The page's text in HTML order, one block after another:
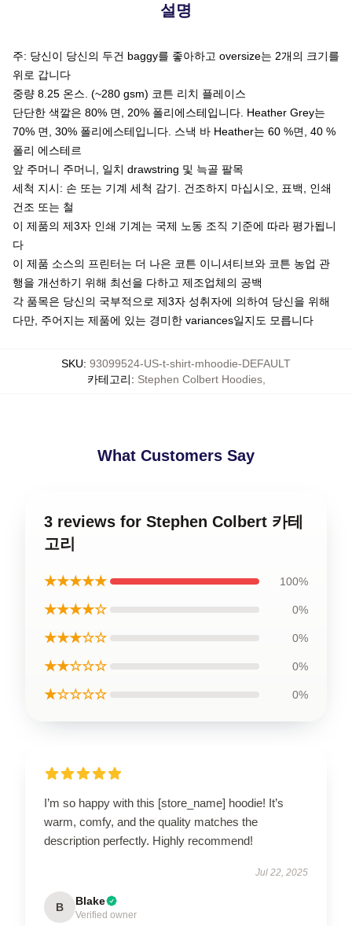
설명
주: 당신이 당신의 두건 baggy를 좋아하고 oversize는 2개의 크기를
위로 갑니다
중량 8.25 온스. (~280 gsm) 코튼 리치 플레이스
단단한 색깔은 80% 면, 20% 폴리에스테입니다. Heather Grey는
70% 면, 30% 폴리에스테입니다. 스낵 바 Heather는 60 %면, 40 %
폴리 에스테르
앞 주머니 주머니, 일치 drawstring 및 늑골 팔목
세척 지시: 손 또는 기계 세척 감기. 건조하지 마십시오, 표백, 인쇄
건조 또는 철
이 제품의 제3자 인쇄 기계는 국제 노동 조직 기준에 따라 평가됩니
다
이 제품 소스의 프린터는 더 나은 코튼 이니셔티브와 코튼 농업 관
행을 개선하기 위해 최선을 다하고 제조업체의 공백
각 품목은 당신의 국부적으로 제3자 성취자에 의하여 당신을 위해
다만, 주어지는 제품에 있는 경미한 variances일지도 모릅니다
SKU: 93099524-US-t-shirt-mhoodie-DEFAULT
카테고리: Stephen Colbert Hoodies,
What Customers Say
3 reviews for Stephen Colbert 카테
고리
★★★★★ 100%
★★★★☆ 0%
★★★☆☆ 0%
★★☆☆☆ 0%
★☆☆☆☆ 0%
I’m so happy with this [store_name] hoodie! It’s
warm, comfy, and the quality matches the
description perfectly. Highly recommend!
Jul 22, 2025
B Blake
Verified owner